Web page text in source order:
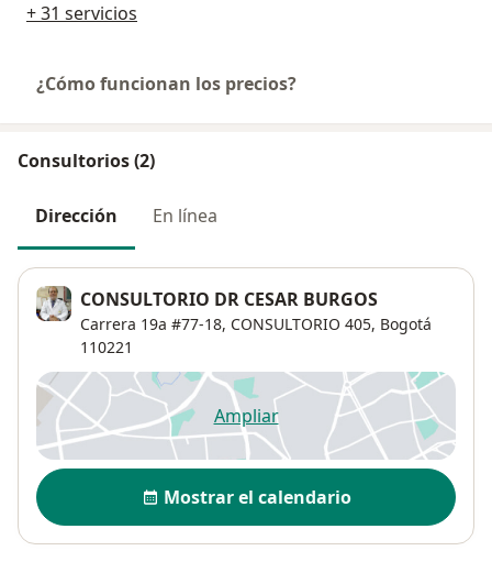
+ 31 servicios
¿Cómo funcionan los precios?
Consultorios (2)
Dirección En línea
CONSULTORIO DR CESAR BURGOS
Carrera 19a #77-18, CONSULTORIO 405, Bogotá
110221
Ampliarse abre en una nueva
Disponibilidad
Mostrar el calendario